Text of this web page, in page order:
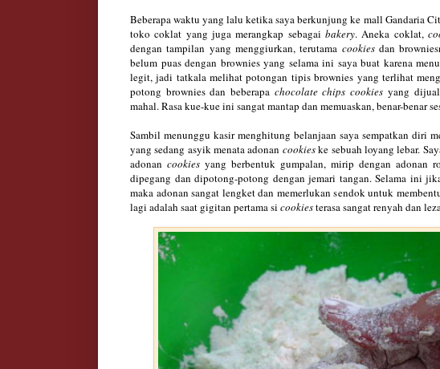
Beberapa waktu yang lalu ketika saya berkunjung ke mall Gandaria
toko coklat yang juga merangkap sebagai bakery. Aneka coklat,
dengan tampilan yang menggiurkan, terutama cookiesdan
belum puas dengan brownies yang selama ini saya buat karena
legit, jadi tatkala melihat potongan tipis brownies yang terlihat
potong brownies dan beberapa chocolate chips cookies yang
mahal. Rasa kue-kue ini sangat mantap dan memuaskan, benar-benar
Sambil menunggu kasir menghitung belanjaan saya sempatkan diri
yang sedang asyik menata adonan cookieske sebuah loyang lebar.
adonan cookies yang berbentuk gumpalan, mirip dengan adonan
dipegang dan dipotong-potong dengan jemari tangan. Selama ini
maka adonan sangat lengket dan memerlukan sendok untuk
lagi adalah saat gigitan pertama si cookiesterasa sangat renyah dan